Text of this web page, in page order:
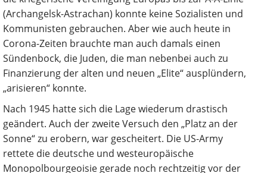
(Archangelsk-Astrachan) konnte keine Sozialisten und
Kommunisten gebrauchen. Aber wie auch heute in
Corona-Zeiten brauchte man auch damals einen
Sündenbock, die Juden, die man nebenbei auch zu
Finanzierung der alten und neuen „Elite“ ausplündern,
„arisieren“ konnte.
Nach 1945 hatte sich die Lage wiederum drastisch
geändert. Auch der zweite Versuch den „Platz an der
Sonne“ zu erobern, war gescheitert. Die US-Army
rettete die deutsche und westeuropäische
Monopolbourgeoisie gerade noch rechtzeitig vor der